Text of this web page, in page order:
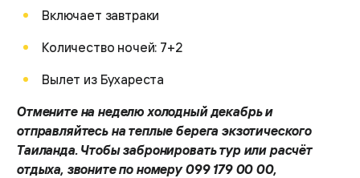
Включает завтраки
Количество ночей: 7+2
Вылет из Бухареста
Отмените на неделю холодный декабрь и
отправляйтесь на теплые берега экзотического
Таиланда. Чтобы забронировать тур или расчёт
отдыха, звоните по номеру 099 179 00 00,